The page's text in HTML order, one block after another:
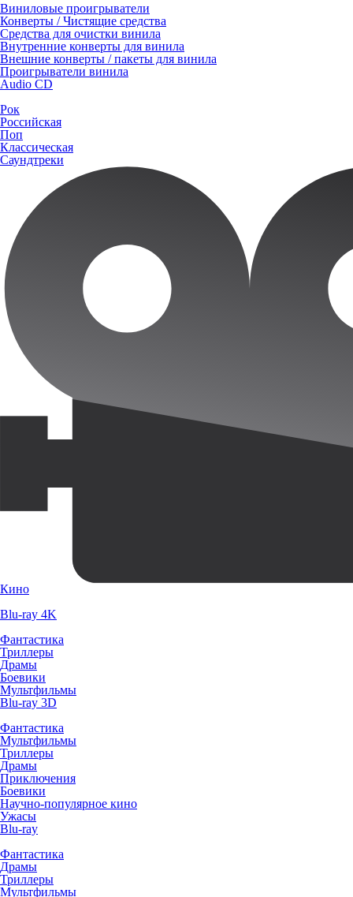
Виниловые проигрыватели
Конверты / Чистящие средства
Средства для очистки винила
Внутренние конверты для винила
Внешние конверты / пакеты для винила
Проигрыватели винила
Audio CD
Рок
Российская
Поп
Классическая
Саундтреки
Кино
Blu-ray 4K
Фантастика
Триллеры
Драмы
Боевики
Мультфильмы
Blu-ray 3D
Фантастика
Мультфильмы
Триллеры
Драмы
Приключения
Боевики
Научно-популярное кино
Ужасы
Blu-ray
Фантастика
Драмы
Триллеры
Мультфильмы